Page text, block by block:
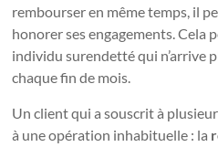
rembourser en même temps, il
honorer ses engagements. Cela
individu surendetté qui n’arrive
chaque fin de mois.
Un client qui a souscrit à
à une opération inhabituelle : la